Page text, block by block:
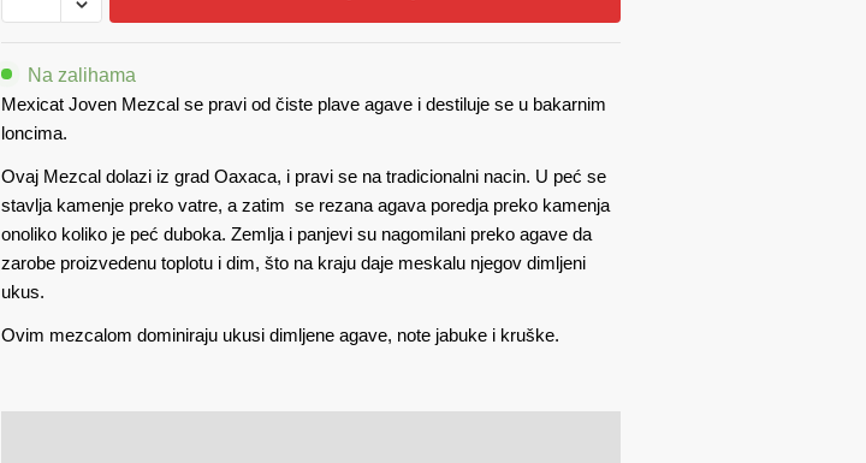
0,7
Na zalihama
Mexicat Joven Mezcal se pravi od čiste plave agave i destiluje se u bakarnim
loncima.
Ovaj Mezcal dolazi iz grad Oaxaca, i pravi se na tradicionalni nacin. U peć se
stavlja kamenje preko vatre, a zatim se rezana agava poredja preko kamenja
onoliko koliko je peć duboka. Zemlja i panjevi su nagomilani preko agave da
zarobe proizvedenu toplotu i dim, što na kraju daje meskalu njegov dimljeni
ukus.
Ovim mezcalom dominiraju ukusi dimljene agave, note jabuke i kruške.